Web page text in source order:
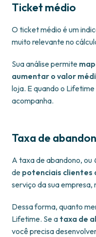
Ticket médio
O ticket médio é um
muito relevante no
Sua análise permite
aumentar o valor
loja. E quando o
acompanha.
Taxa de
A taxa de abandono, ou
de potenciais clientes
serviço da sua empresa,
Dessa forma, quanto
Lifetime. Se a taxa de
você precisa